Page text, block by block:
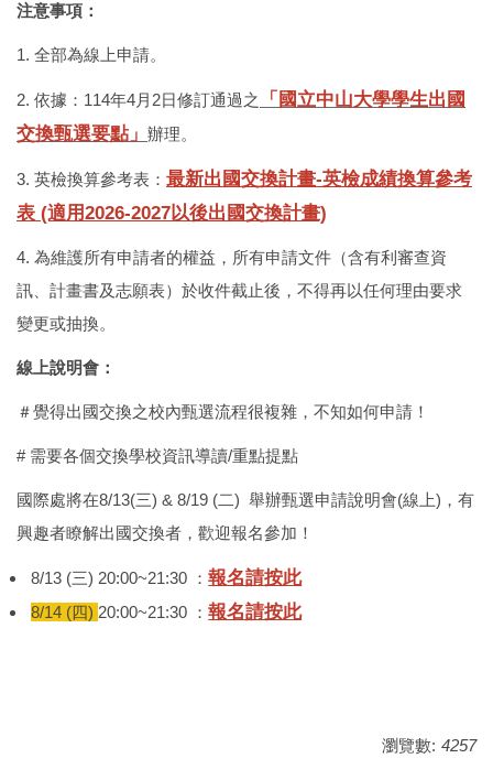
注意事項：
1. 全部為線上申請。
2. 依據：114年4月2日修訂通過之
「國立中山大學學生出國
交換甄選要點」 辦理。
3. 英檢換算參考表： 最新出國交換計畫-英檢成績換算參考
表 (適用2026-2027以後出國交換計畫)
4. 為維護所有申請者的權益，所有申請文件（含有利審查資
訊、計畫書及志願表）於收件截止後，不得再以任何理由要求
變更或抽換。
線上說明會：
＃覺得出國交換之校內甄選流程很複雜，不知如何申請！
# 需要各個交換學校資訊導讀/重點提點
國際處將在8/13(三) & 8/19 (二) 舉辦甄選申請說明會(線上)，有
興趣者瞭解出國交換者，歡迎報名參加！
8/13 (三) 20:00~21:30 ：報名請按此
8/14 (四) 20:00~21:30 ：報名請按此
瀏覽數: 4257